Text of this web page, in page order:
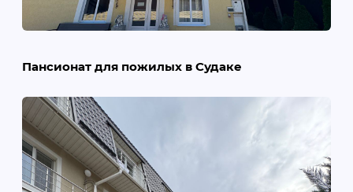
Пансионат для пожилых в Судаке